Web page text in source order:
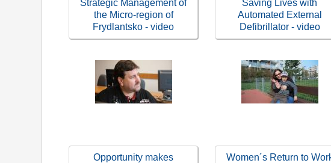
Strategic Management of
the Micro-region of
Frydlantsko - video
Saving Lives with
Automated External
Defibrillator - video
Opportunity makes
Women´s Return to